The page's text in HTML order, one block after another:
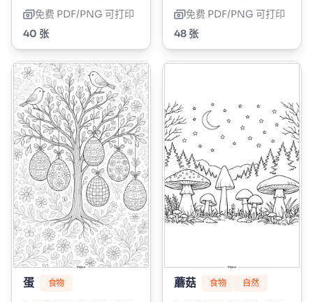
免费 PDF/PNG 可打印
40 张
免费 PDF/PNG 可打印
48 张
蛋 食物 蘑菇 食物 自然